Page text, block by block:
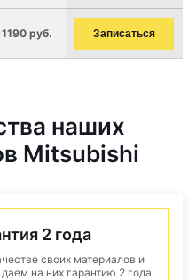
руб. Записаться
наших
Mitsubishi
2 года
своих материалов и
на них гарантию 2 года.